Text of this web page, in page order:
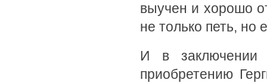
выучен и хорошо
не только петь, но
И в
приобретению